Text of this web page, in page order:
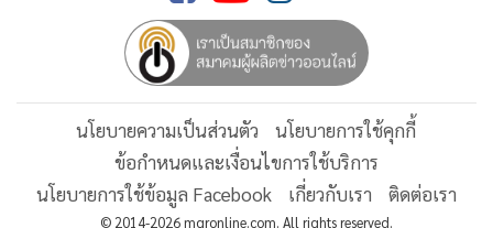
นโยบายความเป็นส่วนตัว
นโยบายการใช้คุกกี้
ข้อกำหนดและเงื่อนไขการใช้บริการ
นโยบายการใช้ข้อมูล Facebook
เกี่ยวกับเรา
© 2014-2026 mgronline.com. All rights reserved.
รับทราบ